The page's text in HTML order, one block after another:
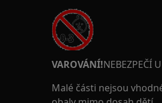
VAROVÁNÍ!NEBEZPEČÍ
Malé části nejsou